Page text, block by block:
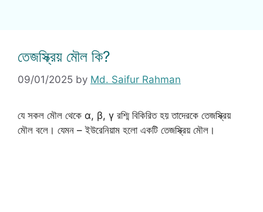
তেজস্ক্রিয় মৌল কি?
09/01/2025 by Md. Saifur Rahman
যে সকল মৌল থেকে α, β, γ রশ্মি বিকিরিত হয় তাদেরকে তেজস্ক্রিয়
মৌল বলে। যেমন – ইউরেনিয়াম হলো একটি তেজস্ক্রিয় মৌল।